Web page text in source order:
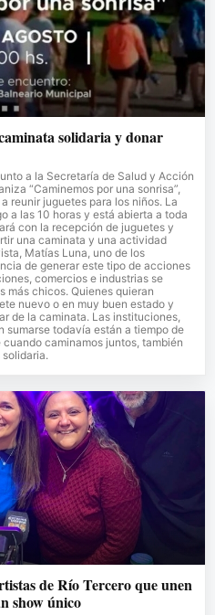
solidaria y donar
a la Secretaría de Salud y Acción
“Caminemos por una sonrisa”,
reunir juguetes para los niños. La
a las 10 horas y está abierta a toda
con la recepción de juguetes y
una caminata y una actividad
Matías Luna, uno de los
de generar este tipo de acciones
comercios e industrias se
más chicos. Quienes quieran
nuevo o en muy buen estado y
de la caminata. Las instituciones,
sumarse todavía están a tiempo de
caminamos juntos, también
de Río Tercero que unen
show único